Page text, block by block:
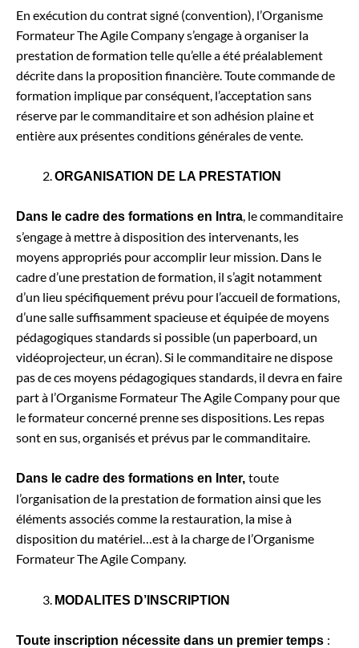
En exécution du contrat signé (convention), l’Organisme
Formateur The Agile Company s’engage à organiser la
prestation de formation telle qu’elle a été préalablement
décrite dans la proposition financière. Toute commande de
formation implique par conséquent, l’acceptation sans
réserve par le commanditaire et son adhésion plaine et
entière aux présentes conditions générales de vente.
ORGANISATION DE LA PRESTATION
Dans le cadre des formations en Intra, le commanditaire
s’engage à mettre à disposition des intervenants, les
moyens appropriés pour accomplir leur mission. Dans le
cadre d’une prestation de formation, il s’agit notamment
d’un lieu spécifiquement prévu pour l’accueil de formations,
d’une salle suffisamment spacieuse et équipée de moyens
pédagogiques standards si possible (un paperboard, un
vidéoprojecteur, un écran). Si le commanditaire ne dispose
pas de ces moyens pédagogiques standards, il devra en faire
part à l’Organisme Formateur The Agile Company pour que
le formateur concerné prenne ses dispositions. Les repas
sont en sus, organisés et prévus par le commanditaire.
Dans le cadre des formations en Inter, toute
l’organisation de la prestation de formation ainsi que les
éléments associés comme la restauration, la mise à
disposition du matériel…est à la charge de l’Organisme
Formateur The Agile Company.
MODALITES D’INSCRIPTION
Toute inscription nécessite dans un premier temps :